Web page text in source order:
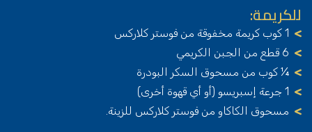
للكريمة:
1 كوب كريمة مخفوقة من فوستر كلاركس
6 قطع من الجبن الكريمي
¼ كوب من مسحوق السكر البودرة
1 جرعة إسبريسو (أو أي قهوة أخرى)
مسحوق الكاكاو من فوستر كلاركس للزينة.